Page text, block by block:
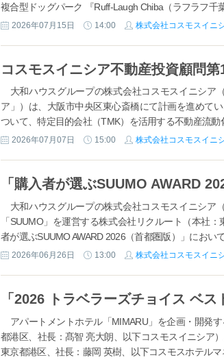
複合型ドッグパーク 『Ruff-Laugh Chiba（ラフラフ千
2026年07月15日 14:00 株式会社コスモスイニ
大和ハウスグループの株式会社コスモスイニシア
ア」）は、大阪市中央区東心斎橋にて計画を進めて
ついて、特定目的会社（TMK）を活用する不動産流
2026年07月07日 15:00 株式会社コスモスイニ
大和ハウスグループの株式会社コスモスイニシア
「SUUMO」を運営する株式会社リクルート（本社
者が選ぶSUUMO AWARD 2026（首都圏版）」におい
2026年06月26日 13:00 株式会社コスモスイニ
アパートメントホテル「MIMARU」を企画・開発
都港区、社長：髙智 亮大朗、以下コスモスイニシア
東京都港区、社長：藤岡 英樹、以下コスモスホテル